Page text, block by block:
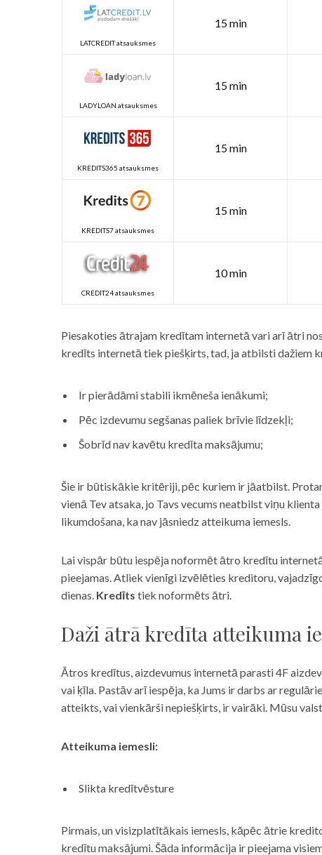
LATCREDIT atsauksmes
15 min
LADYLOAN atsauksmes
15 min
KREDITS365 atsauksmes
15 min
KREDITS7 atsauksmes
15 min
CREDIT24 atsauksmes
10 min
Piesakoties ātrajam kredītam internetā vari arī ātri
kredīts internetā tiek piešķirts, tad, ja atbilsti dažiem
Ir pierādāmi stabili ikmēneša ienākumi;
Pēc izdevumu segšanas paliek brīvie līdzekļi;
Šobrīd nav kavētu kredīta maksājumu;
Šie ir būtiskākie kritēriji, pēc kuriem ir jāatbilst.
vienā Tev atsaka, jo Tavs vecums neatbilst viņu
likumdošana, ka nav jāsniedz atteikuma iemesls.
Lai vispār būtu iespēja noformēt ātro kredītu
pieejamas. Atliek vienīgi izvēlēties kreditoru,
dienas. Kredīts tiek noformēts ātri.
Daži ātrā kredīta atteikuma
Ātros kredītus, aizdevumus internetā parasti 4F
vai ķīla. Pastāv arī iespēja, ka Jums ir darbs ar
atteikts, vai vienkārši nepiešķirts, ir vairāki. Mūsu
Atteikuma iemesli:
Slikta kredītvēsture
Pirmais, un visizplatītākais iemesls, kāpēc ātrie
kredītu maksājumi. Šāda informācija ir pieejama